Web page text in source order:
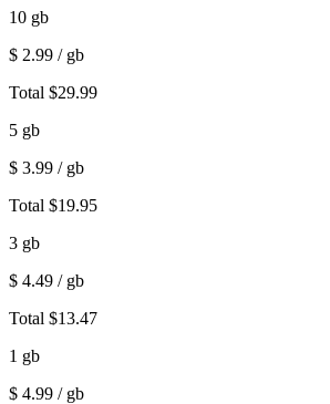
10 gb
$ 2.99 / gb
Total $29.99
5 gb
$ 3.99 / gb
Total $19.95
3 gb
$ 4.49 / gb
Total $13.47
1 gb
$ 4.99 / gb